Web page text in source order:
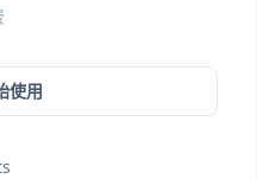
使用